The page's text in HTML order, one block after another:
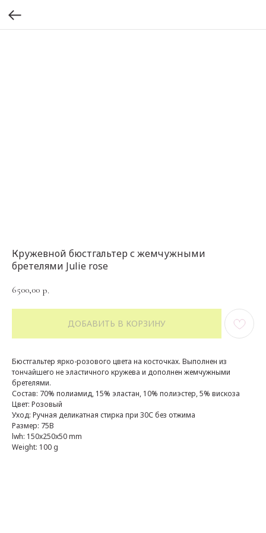
Кружевной бюстгальтер с жемчужными
бретелями Julie rose
6500,00 р.
ДОБАВИТЬ В КОРЗИНУ
Бюстгальтер ярко-розового цвета на косточках. Выполнен из
тончайшего не эластичного кружева и дополнен жемчужными
бретелями.
Состав: 70% полиамид, 15% эластан, 10% полиэстер, 5% вискоза
Цвет: Розовый
Уход: Ручная деликатная стирка при 30С без отжима
Размер: 75B
lwh: 150x250x50 mm
Weight: 100 g